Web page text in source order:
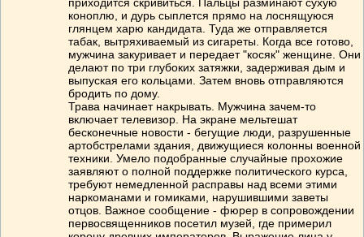
коноплю, и дурь сыплется прямо на лоснящуюся
глянцем харю кандидата. Туда же отправляется
табак, вытряхиваемый из сигареты. Когда все готово,
мужчина закуривает и передает "косяк" женщине. Они
делают по три глубоких затяжки, задерживая дым и
выпуская его кольцами. Затем вновь отправляются
бродить по дому.
Трава начинает накрывать. Мужчина зачем-то
включает телевизор. На экране мельтешат
бесконечные новости - бегущие люди, разрушенные
артобстрелами здания, движущиеся колонны военной
техники. Умело подобранные случайные прохожие
заявляют о полной поддержке политического курса,
требуют немедленной расправы над всеми этими
наркоманами и гомиками, нарушившими заветы
отцов. Важное сообщение - фюрер в сопровождении
первосвященников посетил музей, где примерил